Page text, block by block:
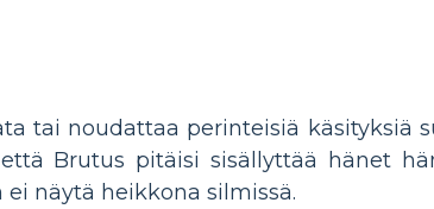
tai noudattaa perinteisiä käsityksiä
Brutus pitäisi sisällyttää hänet
näytä heikkona silmissä.